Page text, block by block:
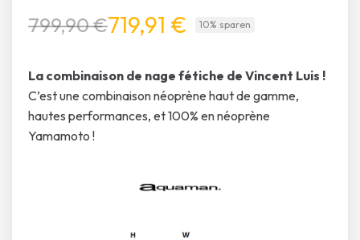
799,90 €719,91 € 10% sparen
La combinaison de nage fétiche de Vincent Luis !
C’est une combinaison néoprène haut de gamme,
hautes performances, et 100% en néoprène
Yamamoto !